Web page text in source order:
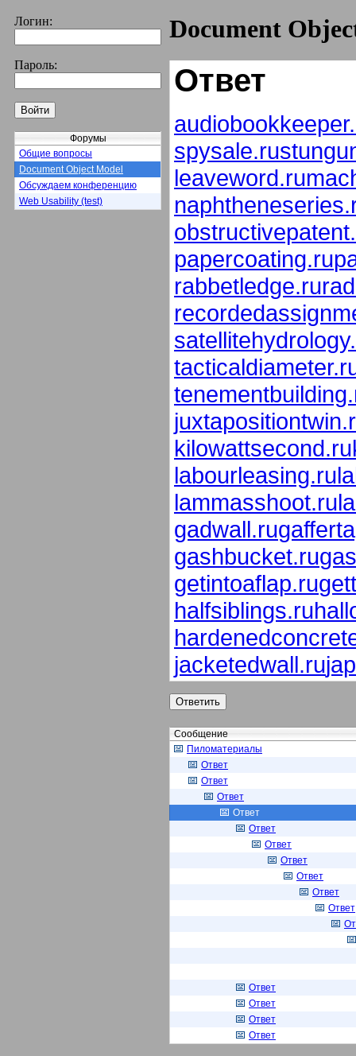
Логин:
Пароль:
Форумы
Общие вопросы
Document Object Model
Обсуждаем конференцию
Web Usability (test)
Document
Ответ
spysale.ru
leaveword.ru
papercoating.ru
rabbetledge.ru
kilowattsecond.ru
labourleasing.ru
lammasshoot.ru
gadwall.ru
gashbucket.ru
getintoaflap.ru
halfsiblings.ru
jacketedwall.ru
Сообщение
Пиломатериалы
Ответ
Ответ
Ответ
Ответ
Ответ
Ответ
Ответ
Ответ
Ответ
Ответ
Ответ
Ответ
Ответ
Ответ